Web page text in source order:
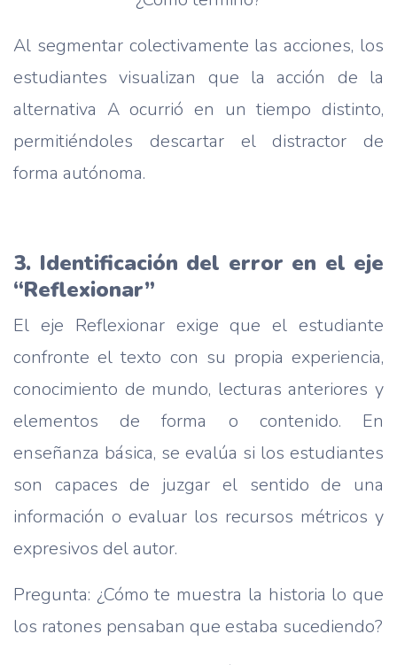
Al segmentar colectivamente las acciones, los
estudiantes visualizan que la acción de la
alternativa A ocurrió en un tiempo distinto,
permitiéndoles descartar el distractor de
forma autónoma.
3. Identificación del error en el eje
“Reflexionar”
El eje Reflexionar exige que el estudiante
confronte el texto con su propia experiencia,
conocimiento de mundo, lecturas anteriores y
elementos de forma o contenido. En
enseñanza básica, se evalúa si los estudiantes
son capaces de juzgar el sentido de una
información o evaluar los recursos métricos y
expresivos del autor.
Pregunta: ¿Cómo te muestra la historia lo que
los ratones pensaban que estaba sucediendo?